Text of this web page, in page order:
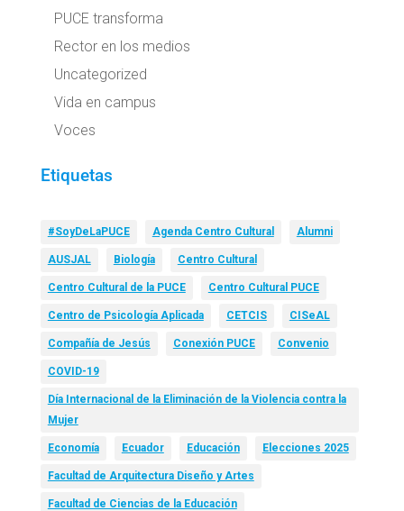
PUCE transforma
Rector en los medios
Uncategorized
Vida en campus
Voces
Etiquetas
#SoyDeLaPUCE Agenda Centro Cultural Alumni
AUSJAL Biología Centro Cultural
Centro Cultural de la PUCE Centro Cultural PUCE
Centro de Psicología Aplicada CETCIS CISeAL
Compañía de Jesús Conexión PUCE Convenio
COVID-19
Día Internacional de la Eliminación de la Violencia contra la
Mujer
Economía Ecuador Educación Elecciones 2025
Facultad de Arquitectura Diseño y Artes
Facultad de Ciencias de la Educación